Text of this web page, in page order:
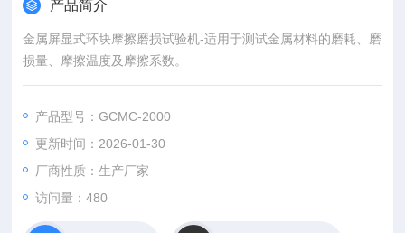
产品简介
金属屏显式环块摩擦磨损试验机-适用于测试金属材料的磨耗、磨
损量、摩擦温度及摩擦系数。
产品型号：GCMC-2000
更新时间：2026-01-30
厂商性质：生产厂家
访问量：480